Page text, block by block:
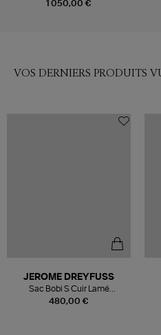
1 050,00 €
VOS DERNIERS PRODUITS
480,00 €
JEROME DREYFUSS
Sac Bobi S Cuir Lamé
Champagne